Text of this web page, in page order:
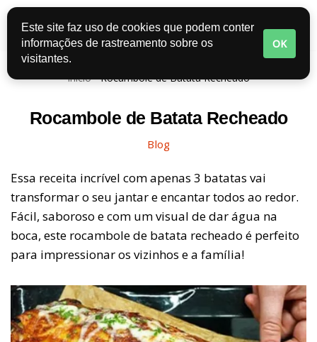
Pular
para
o
Início-Rocambole de Batata Recheado
Rocambole de Batata Recheado
Blog
Essa receita incrível com apenas 3 batatas vai
transformar o seu jantar e encantar todos ao redor.
Fácil, saboroso e com um visual de dar água na
boca, este rocambole de batata recheado é perfeito
para impressionar os vizinhos e a família!
Este site faz uso de cookies que podem conter
informações de rastreamento sobre os
visitantes.
OK